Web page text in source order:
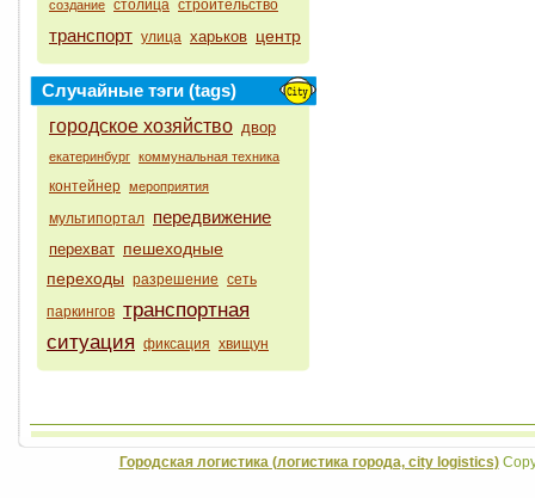
создание столица строительство
транспорт улица харьков центр
Случайные тэги (tags)
городское хозяйство двор
екатеринбург коммунальная техника
контейнер мероприятия
мультипортал передвижение
перехват пешеходные
переходы разрешение сеть
паркингов транспортная
ситуация фиксация хвищун
Городская логистика (логистика города, city logistics)